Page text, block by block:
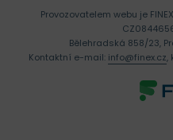
Provozovatelem webu je
Bělehradská 858/23,
Kontaktní e-mail: info@finex.cz,